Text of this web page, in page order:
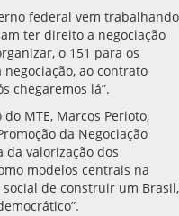
federal vem trabalhando
ter direito a negociação
o 151 para os
ao contrato
chegaremos lá”.
MTE, Marcos Perioto,
da Negociação
da valorização dos
modelos centrais na
de construir um Brasil,